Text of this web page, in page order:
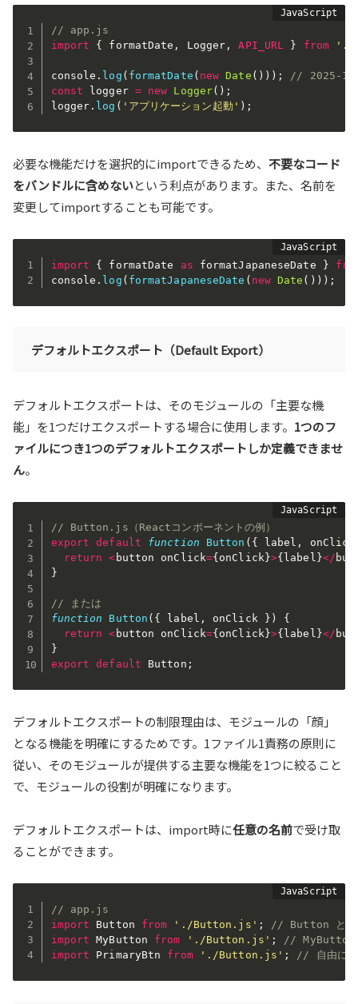
// app.js
import
{ formatDate , Logger , API_URL } from './
console . log ( formatDate ( new Date ( ) ) ) ;
// 2025-
const logger = new Logger( ) ;
logger . log ( 'アプリケーション起動' ) ;
必要な機能だけを選択的にimportできるため、 不要なコード
をバンドルに含めないという利点があります。また、名前を
変更してimportすることも可能です。
import { formatDate as formatJapaneseDate }
console . log ( formatJapaneseDate ( new Date ( ) ) ) ;
デフォルトエクスポート（Default Export）
デフォルトエクスポートは、そのモジュールの「主要な機
能」を1つだけエクスポートする場合に使用します。 1つのフ
ァイルにつき1つのデフォルトエクスポートしか定義できませ
ん。
// Button.js（Reactコンポーネントの例）
export
default function Button ( { label ,
return
< button onClick={ onClick}>{ label }</
}
// または
function
Button ( { label , onClick } )
{
return
< button onClick={ onClick}>{ label }</
}
export
default Button ;
デフォルトエクスポートの制限理由は、モジュールの「顔」
となる機能を明確にするためです。1ファイル1責務の原則に
従い、そのモジュールが提供する主要な機能を1つに絞ること
で、モジュールの役割が明確になります。
デフォルトエクスポートは、import時に任意の名前で受け取
ることができます。
// app.js
import Button from './Button.js' ;
// Button とい
import MyButton from './Button.js' ;
// MyButton
import PrimaryBtn from './Button.js' ; // 自由に命